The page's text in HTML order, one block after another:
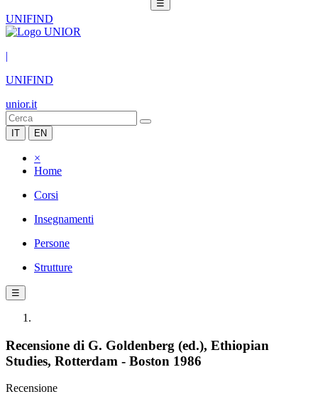
☰
UNIFIND
|
UNIFIND
unior.it
IT EN
×
Home
Corsi
Insegnamenti
Persone
Strutture
☰
Recensione di G. Goldenberg (ed.), Ethiopian
Studies, Rotterdam - Boston 1986
Recensione